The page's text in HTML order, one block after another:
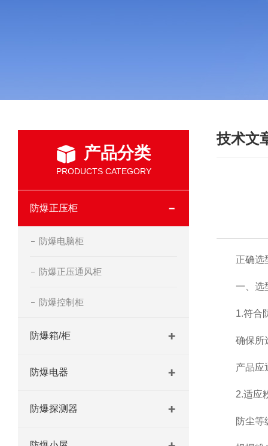
产品分类
PRODUCTS CATEGORY
防爆正压柜
防爆电脑柜
防爆正压通风柜
防爆控制柜
防爆箱/柜
防爆电器
防爆探测器
技术文
正确选
一、选
1.符合防
确保所选
产品应通
2.适应粉
防尘等级